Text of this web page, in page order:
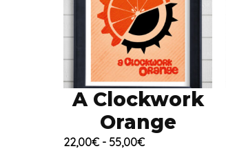
A Clockwork
Orange
22,00€ - 55,00€Fascia